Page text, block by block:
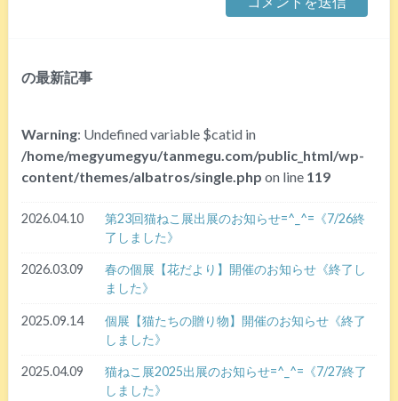
の最新記事
Warning: Undefined variable $catid in
/home/megyumegyu/tanmegu.com/public_html/wp-
content/themes/albatros/single.php on line 119
2026.04.10
第23回猫ねこ展出展のお知らせ=^_^=《7/26終
了しました》
2026.03.09
春の個展【花だより】開催のお知らせ《終了し
ました》
2025.09.14
個展【猫たちの贈り物】開催のお知らせ《終了
しました》
2025.04.09
猫ねこ展2025出展のお知らせ=^_^=《7/27終了
しました》